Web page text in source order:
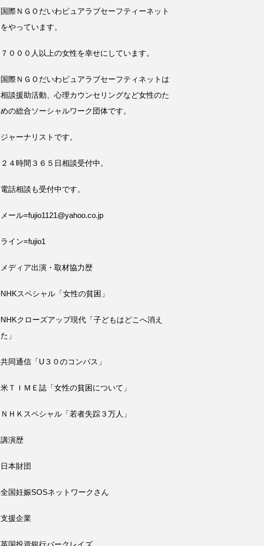
国際ＮＧＯだいわピュアラブセーフティーネット
をやっています。
７０００人以上の女性を幸せにしています。
国際ＮＧＯだいわピュアラブセーフティネットは
相談援助活動、心理カウンセリングなど女性のた
めの総合ソーシャルワーク団体です。
ジャーナリストです。
２４時間３６５日相談受付中。
電話相談も受付中です。
メール=fujio1121@yahoo.co.jp
ライン=fujio1
メディア出演・取材協力歴
NHKスペシャル「女性の貧困」
NHKクローズアップ現代「子どもはどこへ消え
た」
共同通信「U３０のコンパス」
米ＴＩＭＥ誌「女性の貧困について」
ＮＨＫスペシャル「若者失踪３万人」
講演歴
日本財団
全国妊娠SOSネットワークさん
支援企業
英国投資銀行バークレイズ